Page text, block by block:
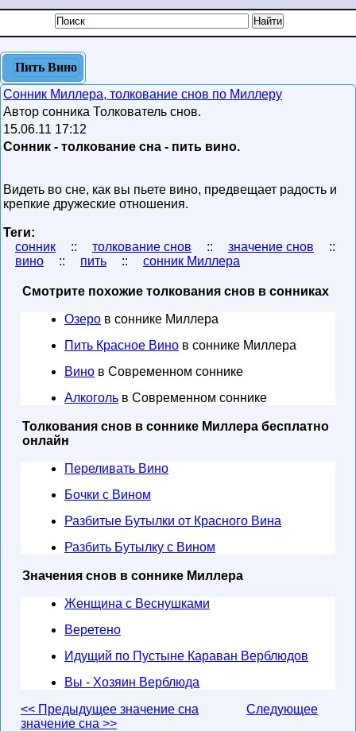
Пить Вино
Сонник Миллера, толкование снов по Миллеру
Автор сонника Толкователь снов.
15.06.11 17:12
Сонник - толкование сна - пить вино.
Видеть во сне, как вы пьете вино, предвещает радость и
крепкие дружеские отношения.
Теги:
сонник
:: толкование снов :: значение снов
::
вино
:: пить :: сонник Миллера
Смотрите похожие толкования снов в сонниках
Озеро в соннике Миллера
Пить Красное Вино в соннике Миллера
Вино в Современном соннике
Алкоголь в Современном соннике
Толкования снов в соннике Миллера бесплатно
онлайн
Переливать Вино
Бочки с Вином
Разбитые Бутылки от Красного Вина
Разбить Бутылку с Вином
Значения снов в соннике Миллера
Женщина с Веснушками
Веретено
Идущий по Пустыне Караван Верблюдов
Вы - Хозяин Верблюда
<< Предыдущее значение сна
Следующее
значение сна >>